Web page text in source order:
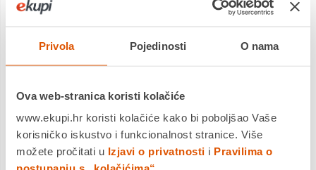
Privola Pojedinosti O nama
Ova web-stranica koristi kolačiće
www.ekupi.hr koristi kolačiće kako bi poboljšao Vaše
korisničko iskustvo i funkcionalnost stranice. Više
možete pročitati u Izjavi o privatnosti i Pravilima o